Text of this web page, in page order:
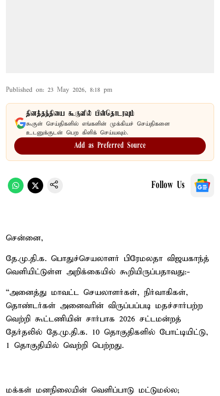
Published on: 23 May 2026, 8:18 pm
தினத்தந்தியை கூகுளில் பின்தொடரவும்
கூகுள் செய்திகளில் எங்களின் முக்கியச் செய்திகளை
உடனுக்குடன் பெற கிளிக் செய்யவும்.
Add as Preferred Source
Follow Us
சென்னை,
தே.மு.தி.க. பொதுச்செயலாளர் பிரேமலதா விஜயகாந்த்
வெளியிட்டுள்ள அறிக்கையில் கூறியிருப்பதாவது:-
“அனைத்து மாவட்ட செயலாளர்கள், நிர்வாகிகள்,
தொண்டர்கள் அனைவரின் விருப்பப்படி மதச்சார்பற்ற
வெற்றி கூட்டணியின் சார்பாக 2026 சட்டமன்றத்
தேர்தலில் தே.மு.தி.க. 10 தொகுதிகளில் போட்டியிட்டு,
1 தொகுதியில் வெற்றி பெற்றது.
மக்கள் மனநிலையின் வெளிப்பாடு மட்டுமல்ல;